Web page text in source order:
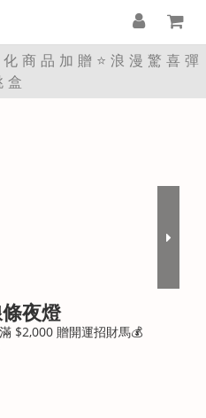
商品加贈⭐浪漫驚喜彈
盒
夜燈
$2,000 贈開運招財馬💰